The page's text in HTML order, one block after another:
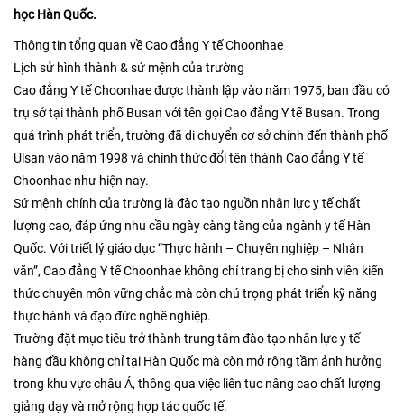
học Hàn Quốc.
Thông tin tổng quan về Cao đẳng Y tế Choonhae
Lịch sử hình thành & sứ mệnh của trường
Cao đẳng Y tế Choonhae được thành lập vào năm 1975, ban đầu có
trụ sở tại thành phố Busan với tên gọi Cao đẳng Y tế Busan. Trong
quá trình phát triển, trường đã di chuyển cơ sở chính đến thành phố
Ulsan vào năm 1998 và chính thức đổi tên thành Cao đẳng Y tế
Choonhae như hiện nay.
Sứ mệnh chính của trường là đào tạo nguồn nhân lực y tế chất
lượng cao, đáp ứng nhu cầu ngày càng tăng của ngành y tế Hàn
Quốc. Với triết lý giáo dục “Thực hành – Chuyên nghiệp – Nhân
văn”, Cao đẳng Y tế Choonhae không chỉ trang bị cho sinh viên kiến
thức chuyên môn vững chắc mà còn chú trọng phát triển kỹ năng
thực hành và đạo đức nghề nghiệp.
Trường đặt mục tiêu trở thành trung tâm đào tạo nhân lực y tế
hàng đầu không chỉ tại Hàn Quốc mà còn mở rộng tầm ảnh hưởng
trong khu vực châu Á, thông qua việc liên tục nâng cao chất lượng
giảng dạy và mở rộng hợp tác quốc tế.